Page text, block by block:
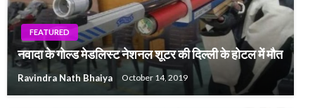
FEATURED
नवादा के गोल्ड मेडलिस्ट नेशनल शूटर की दिल्ली के होटल में मौत
Ravindra Nath Bhaiya October 14, 2019